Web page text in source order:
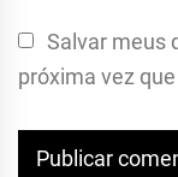
Salvar meus
próxima vez